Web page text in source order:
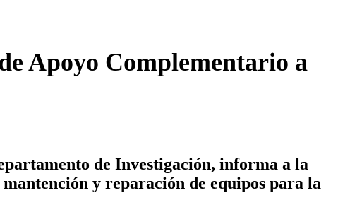
Apoyo Complementario a
de Investigación, informa a la
y reparación de equipos para la